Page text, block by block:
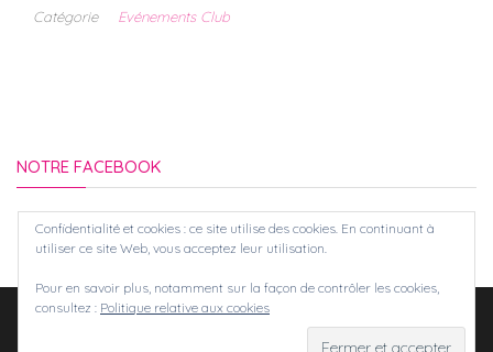
Catégorie Evénements Club
NOTRE FACEBOOK
WordPress |Thème :
Confidentialité et cookies : ce site utilise des cookies. En continuant à
utiliser ce site Web, vous acceptez leur utilisation.
Pour en savoir plus, notamment sur la façon de contrôler les cookies,
consultez : Politique relative aux cookies